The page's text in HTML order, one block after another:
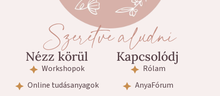
Szeretve aludni
Nézz körül
Workshopok
Online tudásanyagok
Kapcsolódj
Rólam
AnyaFórum